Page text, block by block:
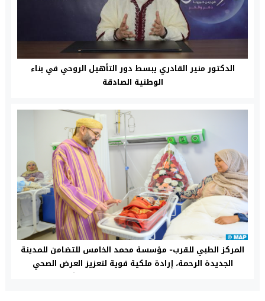
الدكتور منير القادري يبسط دور التأهيل الروحي في بناء
الوطنية الصادقة
المركز الطبي للقرب- مؤسسة محمد الخامس للتضامن للمدينة
الجديدة الرحمة، إرادة ملكية قوية لتعزيز العرض الصحي
لفائدة الساكنة في وضعية الهشاشة